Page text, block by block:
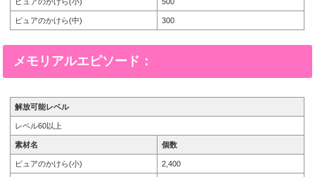
ピュアのかけら(中) 300
メモリアルエピソード：
解放可能レベル
レベル60以上
素材名 個数
ピュアのかけら(小) 2,400